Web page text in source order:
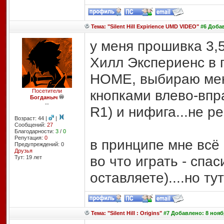
Тема: "Silent Hill Expirience UMD VIDEO"#6
Посетители
Богданыч
--
Возраст: 44 |
|
Сообщений: 27
Благодарности: 3/ 0
Репутация: 0
Предупреждений: 0
Друзья
Тут: 19 лет
у меня прошивка
Хилл Экспериенс
HOME, выбираю
кнопками влево-
R1) и нифига...не
в принципе мне всё
во что играть -
оставляете)....но
Тема: "Silent Hill : Origins"#7 Добавлено: 8